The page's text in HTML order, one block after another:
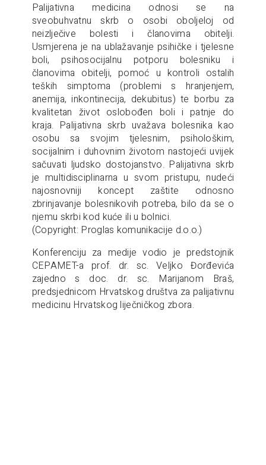
Palijativna medicina odnosi se na
sveobuhvatnu skrb o osobi oboljeloj od
neizlječive bolesti i članovima obitelji.
Usmjerena je na ublažavanje psihičke i tjelesne
boli, psihosocijalnu potporu bolesniku i
članovima obitelji, pomoć u kontroli ostalih
teških simptoma (problemi s hranjenjem,
anemija, inkontinecija, dekubitus) te borbu za
kvalitetan život oslobođen boli i patnje do
kraja. Palijativna skrb uvažava bolesnika kao
osobu sa svojim tjelesnim, psihološkim,
socijalnim i duhovnim životom nastojeći uvijek
sačuvati ljudsko dostojanstvo. Palijativna skrb
je multidisciplinarna u svom pristupu, nudeći
najosnovniji koncept zaštite odnosno
zbrinjavanje bolesnikovih potreba, bilo da se o
njemu skrbi kod kuće ili u bolnici.
(Copyright: Proglas komunikacije d.o.o.)
Konferenciju za medije vodio je predstojnik
CEPAMET-a prof. dr. sc. Veljko Đorđevića
zajedno s doc. dr. sc. Marijanom Braš,
predsjednicom Hrvatskog društva za palijativnu
medicinu Hrvatskog liječničkog zbora.